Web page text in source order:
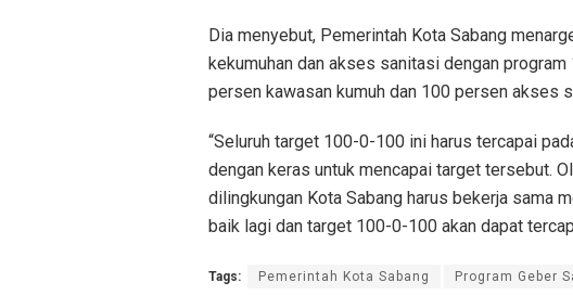
Dia menyebut, Pemerintah Kota Sabang
kekumuhan dan akses sanitasi dengan
persen kawasan kumuh dan 100 persen akses
“Seluruh target 100-0-100 ini harus tercapai
dengan keras untuk mencapai target tersebut.
dilingkungan Kota Sabang harus bekerja sama
baik lagi dan target 100-0-100 akan dapat
Tags: Pemerintah Kota Sabang Program Geber